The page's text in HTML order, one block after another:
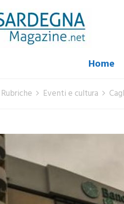
Home
Rubriche Eventi e cultura